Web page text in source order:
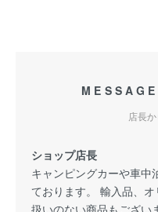
店長
ショップ店長
キャンピングカーや車中
ております。 輸入品、
扱いのない商品もござい